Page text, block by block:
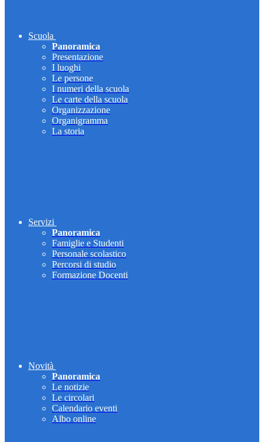
Scuola
Panoramica
Presentazione
I luoghi
Le persone
I numeri della scuola
Le carte della scuola
Organizzazione
Organigramma
La storia
Servizi
Panoramica
Famiglie e Studenti
Personale scolastico
Percorsi di studio
Formazione Docenti
Novità
Panoramica
Le notizie
Le circolari
Calendario eventi
Albo online